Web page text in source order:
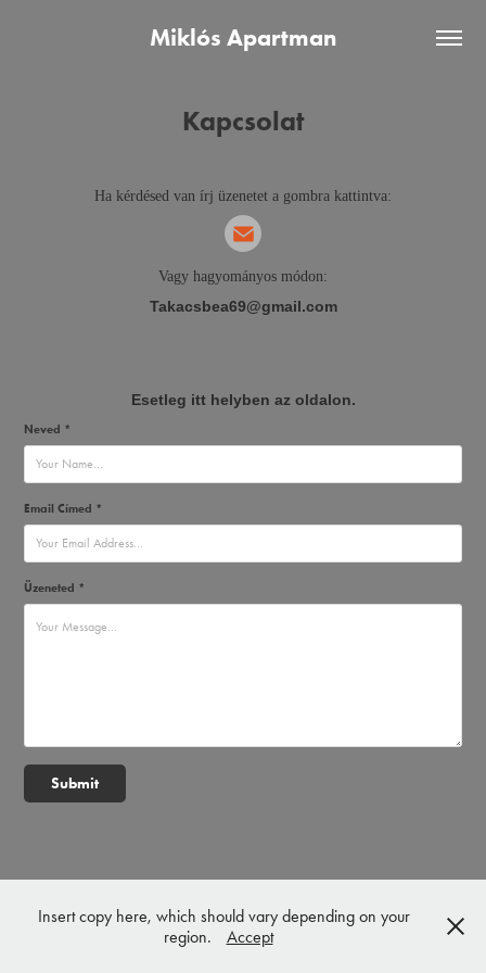
Miklós Apartman
Kapcsolat
Ha kérdésed van írj üzenetet a gombra kattintva:
Vagy hagyományos módon:
Takacsbea69@gmail.com
Esetleg itt helyben az oldalon.
Neved *
Email Címed *
Üzeneted *
Submit
Insert copy here, which should vary depending on your
region.
Accept